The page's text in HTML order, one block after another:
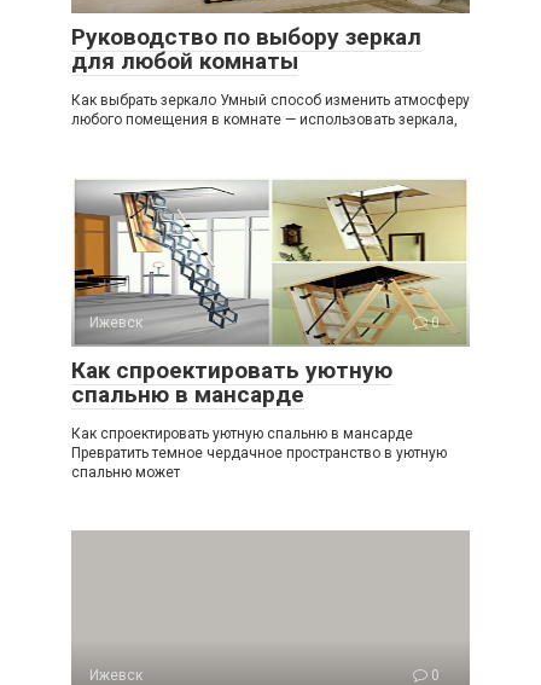
Руководство по выбору зеркал
для любой комнаты
Как выбрать зеркало Умный способ изменить атмосферу
любого помещения в комнате — использовать зеркала,
Ижевск 0
Как спроектировать уютную
спальню в мансарде
Как спроектировать уютную спальню в мансарде
Превратить темное чердачное пространство в уютную
спальню может
Ижевск 0